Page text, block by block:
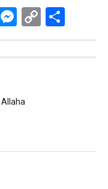
Email Copy